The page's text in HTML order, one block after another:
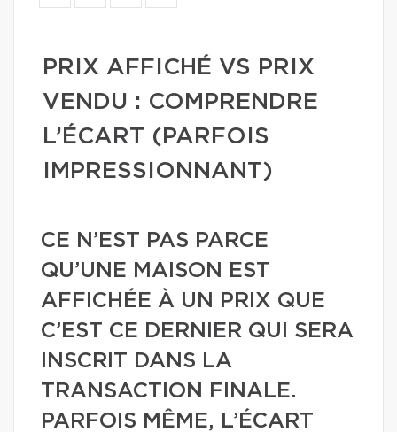
PRIX AFFICHÉ VS PRIX
VENDU : COMPRENDRE
L’ÉCART (PARFOIS
IMPRESSIONNANT)
CE N’EST PAS PARCE
QU’UNE MAISON EST
AFFICHÉE À UN PRIX QUE
C’EST CE DERNIER QUI SERA
INSCRIT DANS LA
TRANSACTION FINALE.
PARFOIS MÊME, L’ÉCART